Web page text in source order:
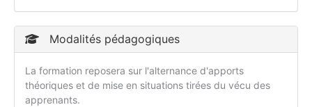
Modalités pédagogiques
La formation reposera sur l'alternance d'apports
théoriques et de mise en situations tirées du vécu des
apprenants.